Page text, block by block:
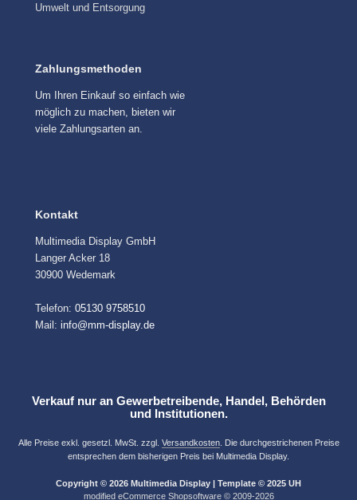
Umwelt und Entsorgung
Zahlungsmethoden
Um Ihren Einkauf so einfach wie
möglich zu machen, bieten wir
viele Zahlungsarten an.
Kontakt
Multimedia Display GmbH
Langer Acker 18
30900 Wedemark
Telefon: 05130 9758510
Mail: info@mm-display.de
Verkauf nur an Gewerbetreibende, Handel, Behörden
und Institutionen.
Alle Preise exkl. gesetzl. MwSt. zzgl. Versandkosten. Die durchgestrichenen Preise
entsprechen dem bisherigen Preis bei Multimedia Display.
Copyright © 2026 Multimedia Display | Template © 2025 UH
modified eCommerce Shopsoftware © 2009-2026